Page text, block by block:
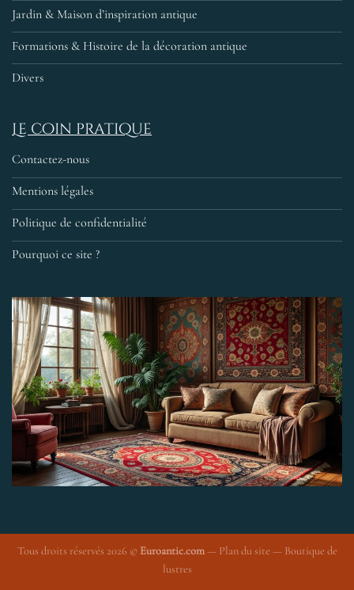
Jardin & Maison d’inspiration antique
Formations & Histoire de la décoration antique
Divers
Le coin pratique
Contactez-nous
Mentions légales
Politique de confidentialité
Pourquoi ce site ?
Tous droits réservés 2026 ©Euroantic.com— Plan du site — Boutique de
lustres